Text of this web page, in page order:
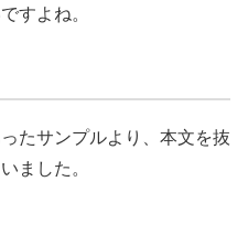
すよね。
たサンプルより、本文を抜
ました。